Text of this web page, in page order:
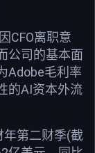
CFO离职意
公司的基本面
Adobe毛利率
的AI资本外流
第二财季(截